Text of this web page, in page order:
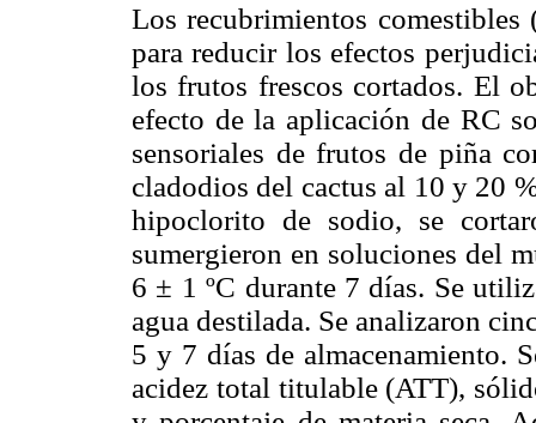
Los recubrimientos
para reducir los efectos
los frutos frescos cortados. El
efecto de la aplicación de RC
sensoriales de frutos de piña
cladodios del cactus al 10 y 20
hipoclorito de sodio, se
sumergieron en soluciones del
6 ± 1 ºC durante 7 días. Se
agua destilada. Se analizaron
5 y 7 días de almacenamiento.
acidez total titulable (ATT),